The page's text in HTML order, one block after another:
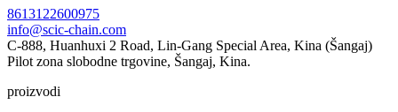
8613122600975
info@scic-chain.com
C-888, Huanhuxi 2 Road, Lin-Gang Special Area, Kina (Šangaj)
Pilot zona slobodne trgovine, Šangaj, Kina.
proizvodi